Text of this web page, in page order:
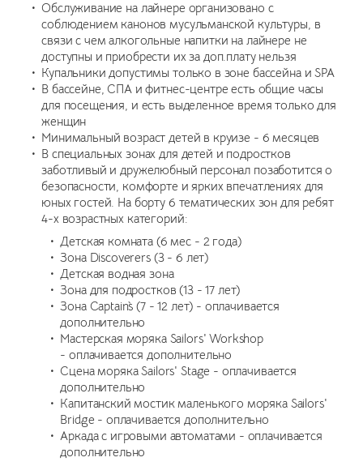
Обслуживание на лайнере организовано с
соблюдением канонов мусульманской культуры, в
связи с чем алкогольные напитки на лайнере не
доступны и приобрести их за доп.плату нельзя
Купальники допустимы только в зоне бассейна и SPA
В бассейне, СПА и фитнес-центре есть общие часы
для посещения, и есть выделенное время только для
женщин
Минимальный возраст детей в круизе - 6 месяцев
В специальных зонах для детей и подростков
заботливый и дружелюбный персонал позаботится о
безопасности, комфорте и ярких впечатлениях для
юных гостей. На борту 6 тематических зон для ребят
4-х возрастных категорий:
Детская комната (6 мес - 2 года)
Зона Discoverers (3 - 6 лет)
Детская водная зона
Зона для подростков (13 - 17 лет)
Зона Captain`s (7 - 12 лет) - оплачивается
дополнительно
Мастерская моряка Sailors' Workshop
- оплачивается дополнительно
Сцена моряка Sailors' Stage - оплачивается
дополнительно
Капитанский мостик маленького моряка Sailors'
Bridge - оплачивается дополнительно
Аркада с игровыми автоматами - оплачивается
дополнительно